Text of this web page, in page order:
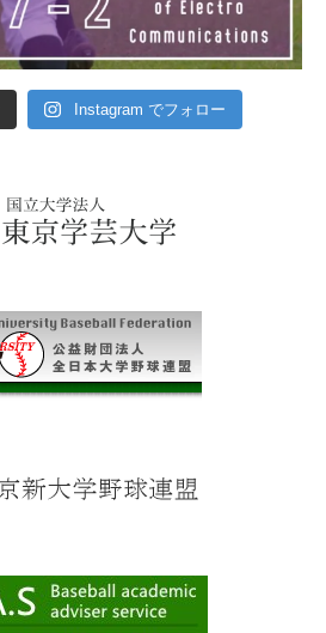
Instagram でフォロー